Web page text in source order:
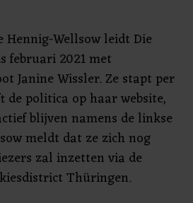
Hennig-Wellsow leidt Die
februari 2021 met
Janine Wissler. Ze stapt per
de politica op haar website,
blijven namens de linkse
meldt dat ze zich nog
zal inzetten via de
Thüringen.